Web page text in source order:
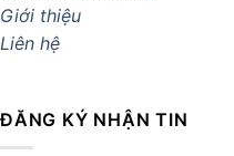
Giới thiệu
Liên hệ
ĐĂNG KÝ NHẬN TIN